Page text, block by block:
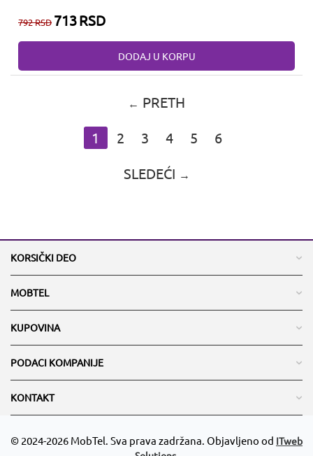
792RSD 713RSD
DODAJ U KORPU
PRETH
1 2 3 4 5 6
SLEDEĆI
KORSIČKI DEO
MOBTEL
KUPOVINA
PODACI KOMPANIJE
KONTAKT
© 2024-2026 MobTel. Sva prava zadržana. Objavljeno od ITweb